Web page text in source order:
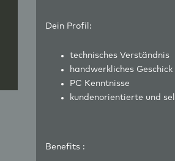
Dein Profil:
technisches Verständnis
handwerkliches Geschick
PC Kenntnisse
kundenorientierte und
Benefits :